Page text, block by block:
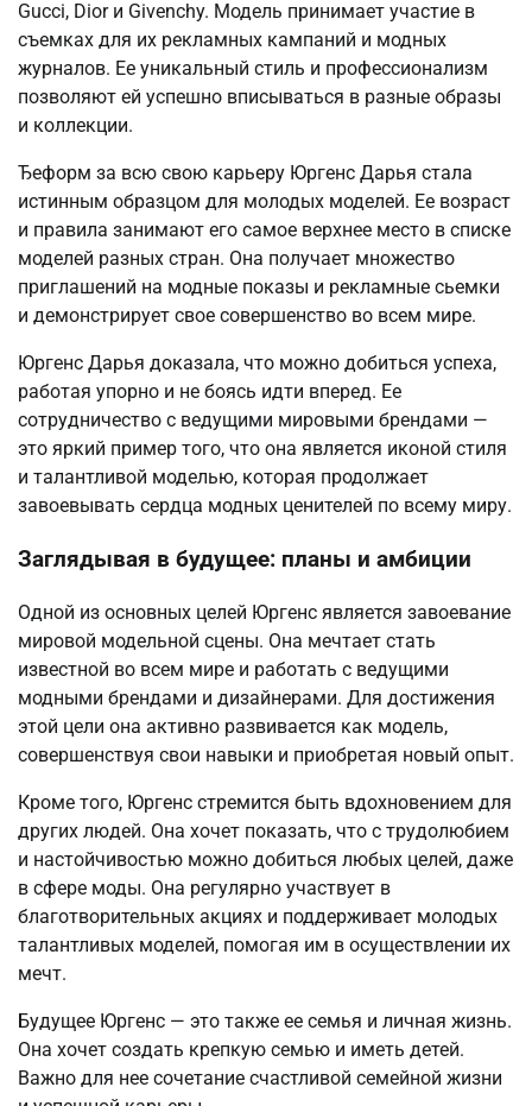
Gucci, Dior и Givenchy. Модель принимает участие в
съемках для их рекламных кампаний и модных
журналов. Ее уникальный стиль и профессионализм
позволяют ей успешно вписываться в разные образы
и коллекции.
Ђеформ за всю свою карьеру Юргенс Дарья стала
истинным образцом для молодых моделей. Ее возраст
и правила занимают его самое верхнее место в списке
моделей разных стран. Она получает множество
приглашений на модные показы и рекламные сьемки
и демонстрирует свое совершенство во всем мире.
Юргенс Дарья доказала, что можно добиться успеха,
работая упорно и не боясь идти вперед. Ее
сотрудничество с ведущими мировыми брендами —
это яркий пример того, что она является иконой стиля
и талантливой моделью, которая продолжает
завоевывать сердца модных ценителей по всему миру.
Заглядывая в будущее: планы и амбиции
Одной из основных целей Юргенс является завоевание
мировой модельной сцены. Она мечтает стать
известной во всем мире и работать с ведущими
модными брендами и дизайнерами. Для достижения
этой цели она активно развивается как модель,
совершенствуя свои навыки и приобретая новый опыт.
Кроме того, Юргенс стремится быть вдохновением для
других людей. Она хочет показать, что с трудолюбием
и настойчивостью можно добиться любых целей, даже
в сфере моды. Она регулярно участвует в
благотворительных акциях и поддерживает молодых
талантливых моделей, помогая им в осуществлении их
мечт.
Будущее Юргенс — это также ее семья и личная жизнь.
Она хочет создать крепкую семью и иметь детей.
Важно для нее сочетание счастливой семейной жизни